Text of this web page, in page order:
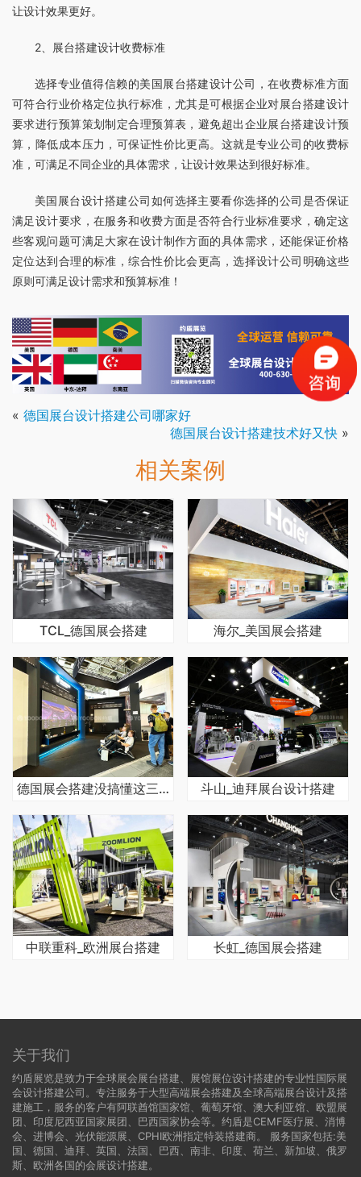
让设计效果更好。
2、展台搭建设计收费标准
选择专业值得信赖的美国展台搭建设计公司，在收费标准方面
可符合行业价格定位执行标准，尤其是可根据企业对展台搭建设计
要求进行预算策划制定合理预算表，避免超出企业展台搭建设计预
算，降低成本压力，可保证性价比更高。这就是专业公司的收费标
准，可满足不同企业的具体需求，让设计效果达到很好标准。
美国展台设计搭建公司如何选择主要看你选择的公司是否保证
满足设计要求，在服务和收费方面是否符合行业标准要求，确定这
些客观问题可满足大家在设计制作方面的具体需求，还能保证价格
定位达到合理的标准，综合性价比会更高，选择设计公司明确这些
原则可满足设计需求和预算标准！
« 德国展台设计搭建公司哪家好
德国展台设计搭建技术好又快 »
相关案例
TCL_德国展会搭建 海尔_美国展会搭建
德国展会搭建没搞懂这三点，预算至少多花50% 斗山_迪拜展台设计搭建
中联重科_欧洲展台搭建 长虹_德国展会搭建
关于我们
约盾展览是致力于全球展会展台搭建、展馆展位设计搭建的专业性国际展
会设计搭建公司。专注服务于大型高端展会搭建及全球高端展台设计及搭
建施工，服务的客户有阿联酋馆国家馆、葡萄牙馆、澳大利亚馆、欧盟展
团、印度尼西亚国家展团、巴西国家协会等。约盾是CEMF医疗展、消博
会、进博会、光伏能源展、CPHI欧洲指定特装搭建商。 服务国家包括:美
国
德国 、迪拜、英国、法国、巴西、南非、印度、荷兰、新加坡、俄罗
斯、欧洲各国的会展设计搭建。